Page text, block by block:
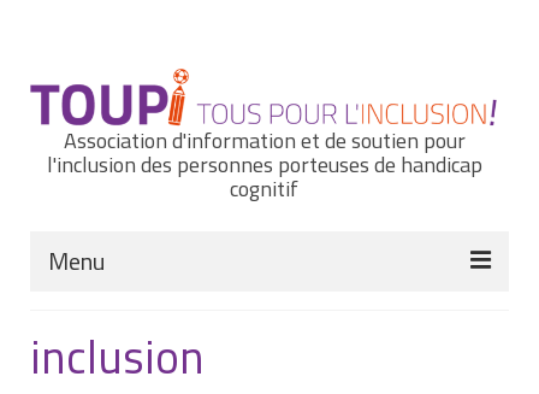
Association d'information et de soutien pour
l'inclusion des personnes porteuses de handicap
cognitif
Menu
Nous connaître
inclusion